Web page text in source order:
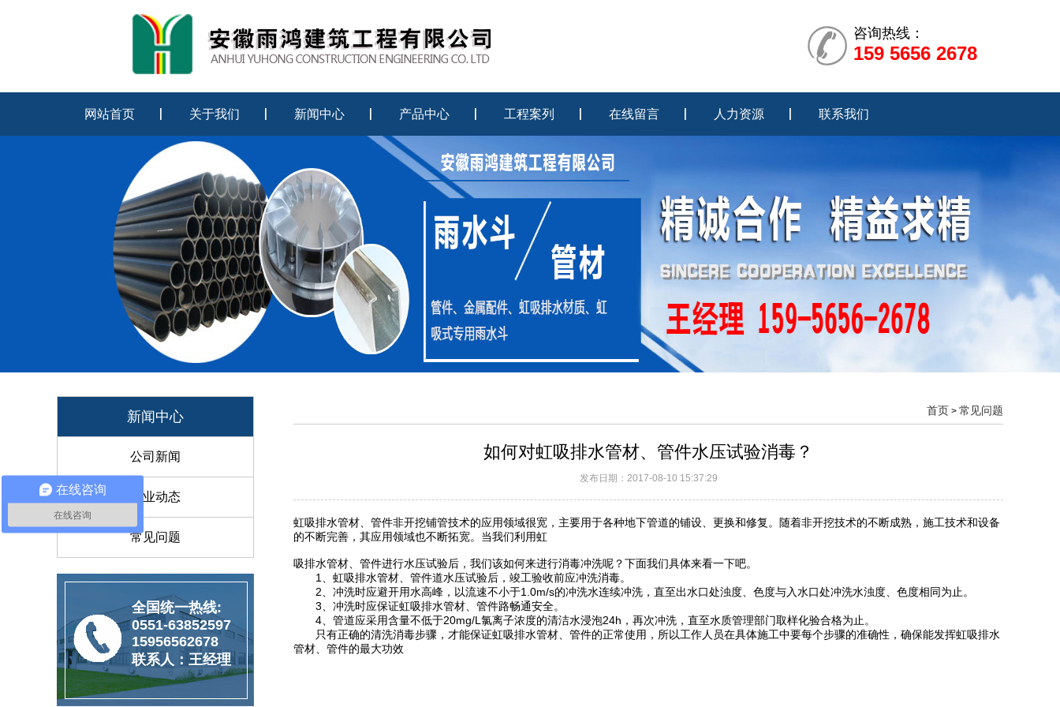
咨询热线：
159 5656 2678
网站首页 关于我们 新闻中心 产品中心 工程案列 在线留言 人力资源 联系我们
新闻中心
公司新闻
行业动态
常见问题
全国统一热线:
0551-63852597
15956562678
联系人：王经理
首页 > 常见问题
如何对虹吸排水管材、管件水压试验消毒？
发布日期：2017-08-10 15:37:29
虹吸排水管材、管件非开挖铺管技术的应用领域很宽，主要用于各种地下管道的铺设、更换和修复。随着非开挖技术的不断成熟，施工技术和设备
的不断完善，其应用领域也不断拓宽。当我们利用虹
吸排水管材、管件进行水压试验后，我们该如何来进行消毒冲洗呢？下面我们具体来看一下吧。
1、虹吸排水管材、管件道水压试验后，竣工验收前应冲洗消毒。
2、冲洗时应避开用水高峰，以流速不小于1.0m/s的冲洗水连续冲洗，直至出水口处浊度、色度与入水口处冲洗水浊度、色度相同为止。
3、冲洗时应保证虹吸排水管材、管件路畅通安全。
4、管道应采用含量不低于20mg/L氯离子浓度的清洁水浸泡24h，再次冲洗，直至水质管理部门取样化验合格为止。
只有正确的清洗消毒步骤，才能保证虹吸排水管材、管件的正常使用，所以工作人员在具体施工中要每个步骤的准确性，确保能发挥虹吸排水
管材、管件的最大功效
在线咨询
在线咨询